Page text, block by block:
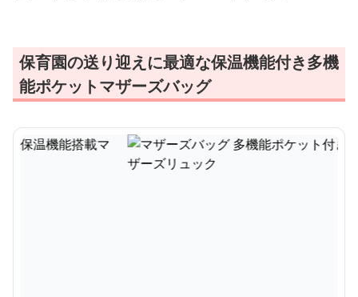
保育園の送り迎えに最適な保温機能付き多機
能ポケットマザーズバッグ